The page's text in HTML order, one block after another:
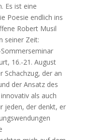
Es ist eine
Poesie endlich ins
Robert Musil
seiner Zeit:
16.-21. August
Schachzug, der an
der Ansatz des
als auch
jeden, der denkt, er